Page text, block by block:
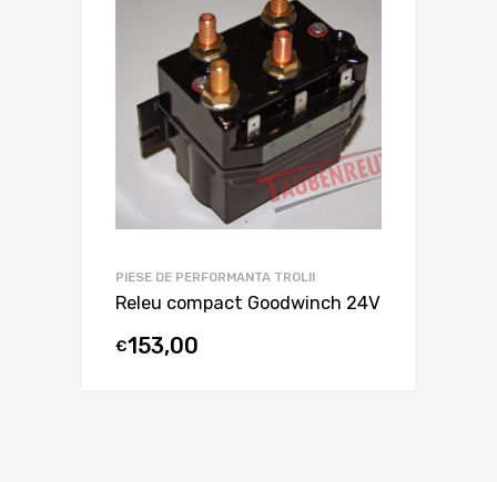
PIESE DE PERFORMANTA TROLII
Releu compact Goodwinch 24V
€153,00